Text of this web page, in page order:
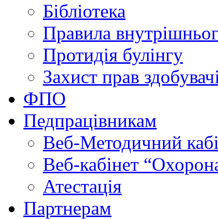
Бібліотека
Правила
Протидія булінгу
Захист прав
ФПО
Педпрацівникам
Веб-Методичний
Веб-кабінет
Атестація
Партнерам